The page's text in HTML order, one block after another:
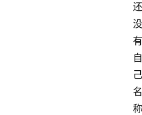
还
没
有
自
己
名
称